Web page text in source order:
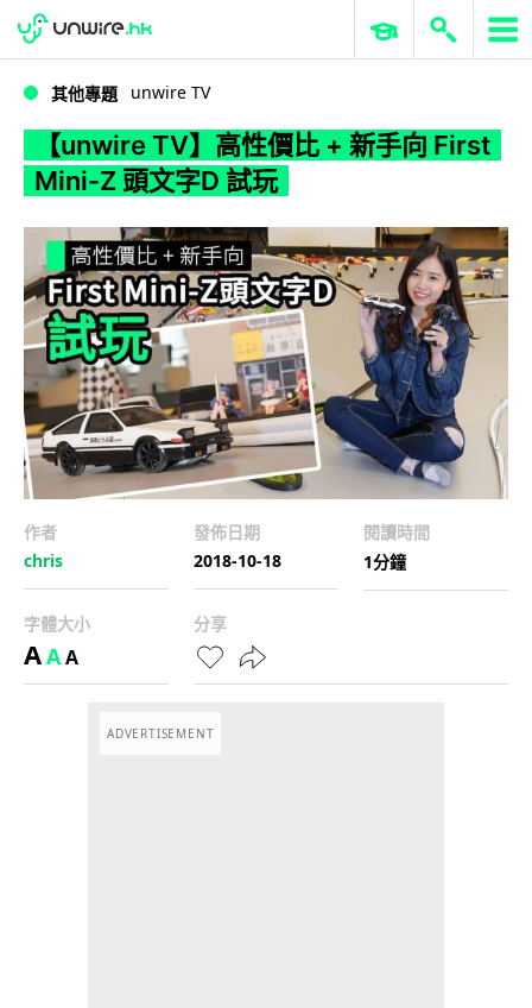
WWDC 2026 ERP 與商業 AI
其他專題 unwire TV
【unwire TV】高性價比 + 新手向 First
Mini-Z 頭文字D 試玩
作者
chris
發佈日期
2018-10-18
閱讀時間
1分鐘
字體大小
AAA
分享
ADVERTISEMENT